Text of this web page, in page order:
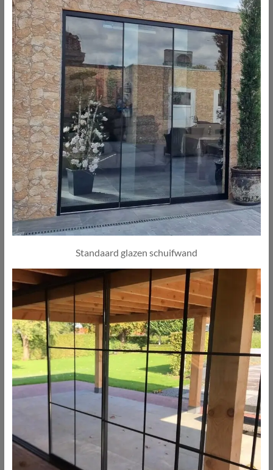
Standaard glazen schuifwand